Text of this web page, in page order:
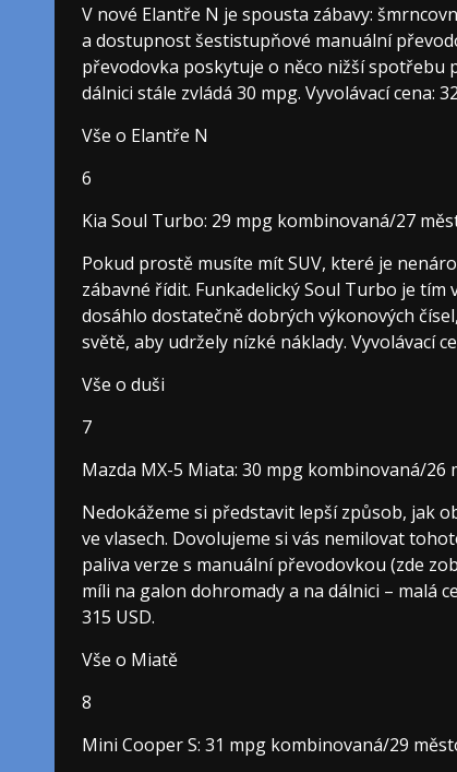
V nové Elantře N je spousta zábavy:
a dostupnost šestistupňové manuální
převodovka poskytuje o něco nižší spotřebu
dálnici stále zvládá 30 mpg. Vyvolávací cena:
Vše o Elantře N
6
Kia Soul Turbo: 29 mpg kombinovaná/27
Pokud prostě musíte mít SUV, které je
zábavné řídit. Funkadelický Soul Turbo je
dosáhlo dostatečně dobrých výkonových
světě, aby udržely nízké náklady. Vyvolávací
Vše o duši
7
Mazda MX-5 Miata: 30 mpg kombinovaná/26
Nedokážeme si představit lepší způsob, jak
ve vlasech. Dovolujeme si vás nemilovat
paliva verze s manuální převodovkou (zde
míli na galon dohromady a na dálnici – malá
315 USD.
Vše o Miatě
8
Mini Cooper S: 31 mpg kombinovaná/29